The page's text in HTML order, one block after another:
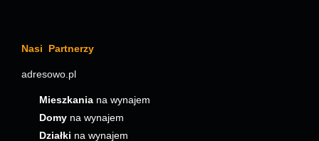
Nasi Partnerzy
adresowo.pl
Mieszkania na wynajem
Domy na wynajem
Działki na wynajem